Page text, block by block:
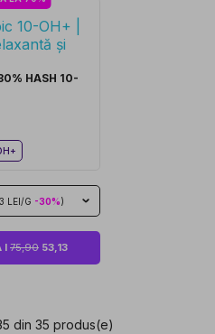
HASH 10-
LEI/G -30%)
I 75,90 53,13
din 35 produs(e)